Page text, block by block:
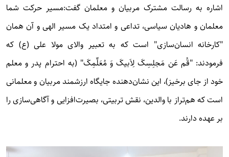
اشاره به رسالت مشترک مربیان و معلمان گفت:مسیر حرکت شما
معلمان و هادیان سیاسی، تداعی و امتداد یک مسیر الهی و آن همان
"کارخانه انسان‌سازی" است که به تعبیر والای مولا علی (ع) که
فرمودند: "قُم عَن مَجلِسِکَ لِاَبیکَ وَ مُعَلِّمِکَ" (به احترام پدر و معلم
خود از جای برخیز)، این نشان‌دهنده جایگاه ارزشمند مربیان و معلمانی
است که هم‌تراز با والدین، نقش تربیتی، بصیرت‌افزایی و آگاهی‌سازی را
بر عهده دارند.